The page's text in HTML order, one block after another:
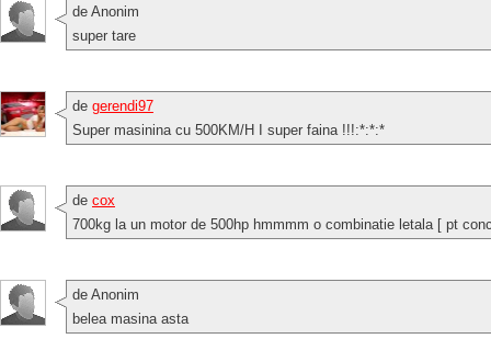
de Anonim
super tare
de gerendi97
Super masinina cu 500KM/H I super faina !!!:*:*:*
de cox
700kg la un motor de 500hp hmmmm o combinatie letala [ pt
de Anonim
belea masina asta